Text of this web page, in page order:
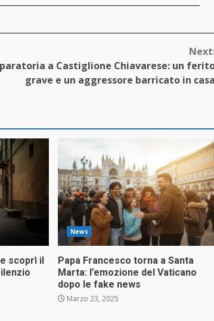
a Castiglione Chiavarese: un
grave e un aggressore barricato in
scoprì il
News
Papa Francesco torna a Santa
Marta: l’emozione del Vaticano
dopo le fake news
Marzo 23, 2025